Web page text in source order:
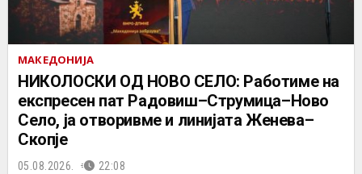
МАКЕДОНИЈА
НИКОЛОСКИ ОД НОВО СЕЛО: Работиме на
експресен пат Радовиш–Струмица–Ново
Село, ја отворивме и линијата Женева–
Скопје
05.08.2026. 22:08